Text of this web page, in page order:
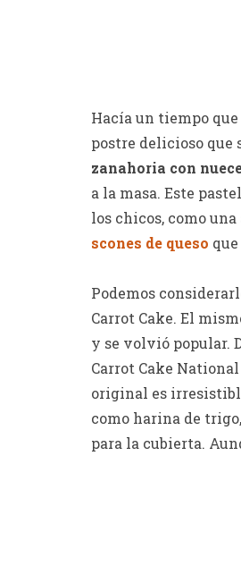
Hacía un tiempo
postre delicioso que
zanahoria con
a la masa. Este
los chicos, como
scones de queso
Podemos
Carrot Cake. El
y se volvió popular.
Carrot Cake National
original es
como harina de
para la cubierta.